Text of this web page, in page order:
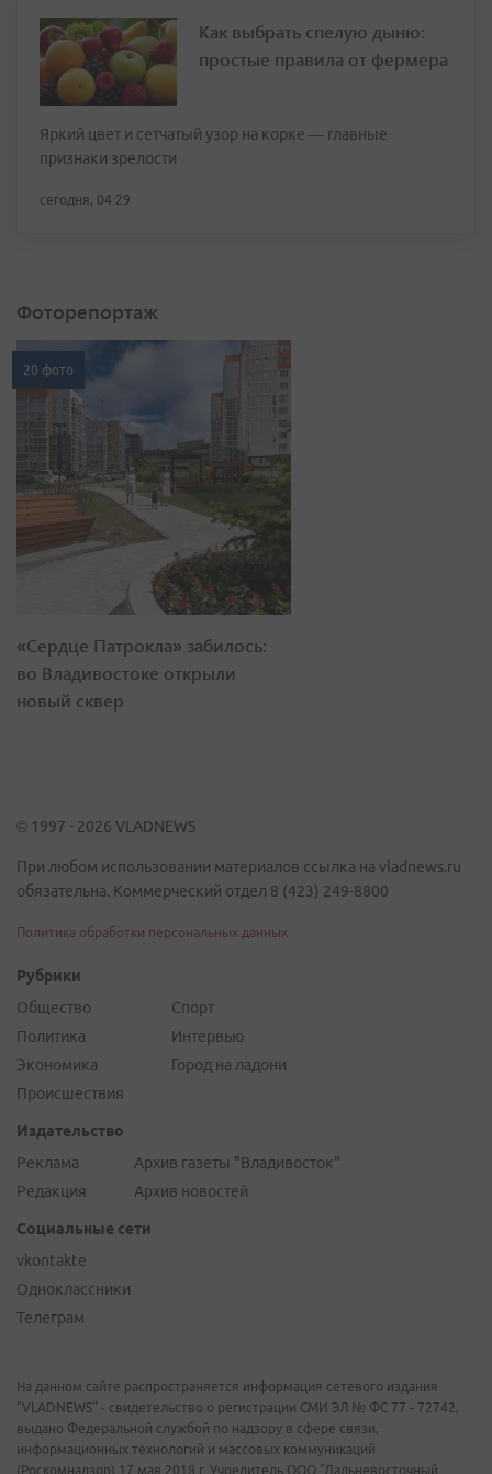
Как выбрать спелую дыню:
простые правила от фермера
Яркий цвет и сетчатый узор на корке — главные
признаки зрелости
сегодня, 04:29
Фоторепортаж
20 фото
«Сердце Патрокла» забилось:
во Владивостоке открыли
новый сквер
© 1997 - 2026 VLADNEWS
При любом использовании материалов ссылка на vladnews.ru
обязательна. Коммерческий отдел 8 (423) 249-8800
Политика обработки персональных данных
Рубрики
Общество
Политика
Экономика
Происшествия
Спорт
Интервью
Город на ладони
Издательство
Реклама
Редакция
Архив газеты "Владивосток"
Архив новостей
Социальные сети
vkontakte
Одноклассники
Телеграм
На данном сайте распространяется информация сетевого издания
"VLADNEWS" - свидетельство о регистрации СМИ ЭЛ № ФС 77 - 72742,
выдано Федеральной службой по надзору в сфере связи,
информационных технологий и массовых коммуникаций
(Роскомнадзор) 17 мая 2018 г. Учредитель ООО "Дальневосточный